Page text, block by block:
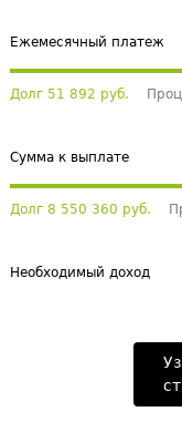
Ежемесячный платеж
Долг 51 892 руб.
Сумма к выплате
Долг 8 550 360 руб.
Необходимый доход